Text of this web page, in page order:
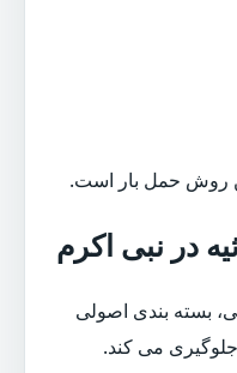
روش حمل بار است.
در نبی اکرم
بسته بندی اصولی
می کند.